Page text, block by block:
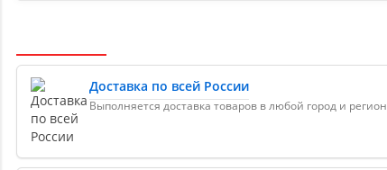
Доставка по всей России
Выполняется доставка товаров в любой город и регион